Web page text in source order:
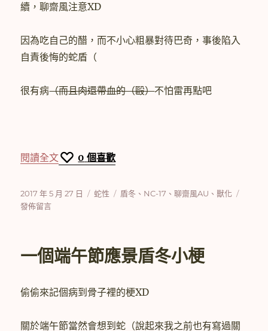
續，聊齋風注意XD
因為吃自己的醋，而不小心粗暴對待巴奇，事後陷入
自責後悔的蛇盾（
很有病（而且肉還帶血的（毆）不怕雷再點吧
閱讀全文〈【盾冬】相思〉
0 個喜歡
發
佈
2017 年 5 月 27 日
分
蛇性
標
盾冬 、 NC-17 、聊齋風AU 、獸化
發佈留言
一個端午節應景盾冬小梗
偷偷來記個病到骨子裡的梗XD
關於端午節當然會想到蛇（說起來我之前也有寫過關